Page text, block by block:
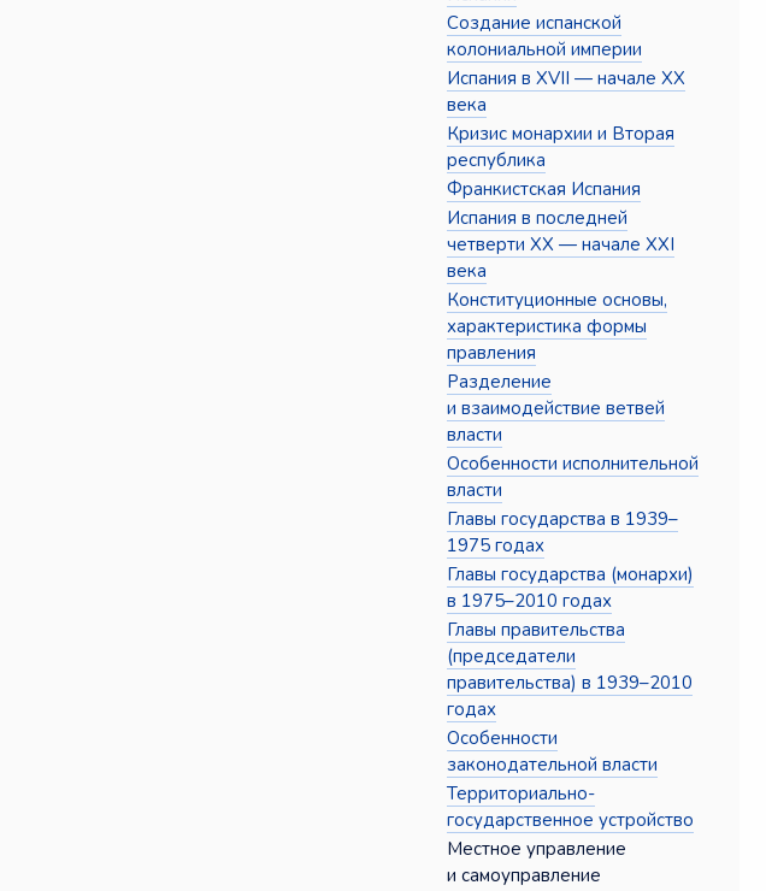
Создание испанской
колониальной империи
Испания в XVII — начале XX
века
Кризис монархии и Вторая
республика
Франкистская Испания
Испания в последней
четверти XX — начале XXI
века
Конституционные основы,
характеристика формы
правления
Разделение
и взаимодействие ветвей
власти
Особенности исполнительной
власти
Главы государства в 1939–
1975 годах
Главы государства (монархи)
в 1975–2010 годах
Главы правительства
(председатели
правительства) в 1939–2010
годах
Особенности
законодательной власти
Территориально-
государственное устройство
Местное управление
и самоуправление